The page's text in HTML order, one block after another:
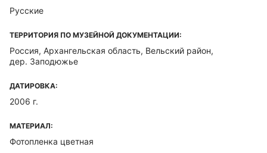
Русские
ТЕРРИТОРИЯ ПО МУЗЕЙНОЙ ДОКУМЕНТАЦИИ:
Россия, Архангельская область, Вельский район,
дер. Заподюжье
ДАТИРОВКА:
2006 г.
МАТЕРИАЛ:
Фотопленка цветная